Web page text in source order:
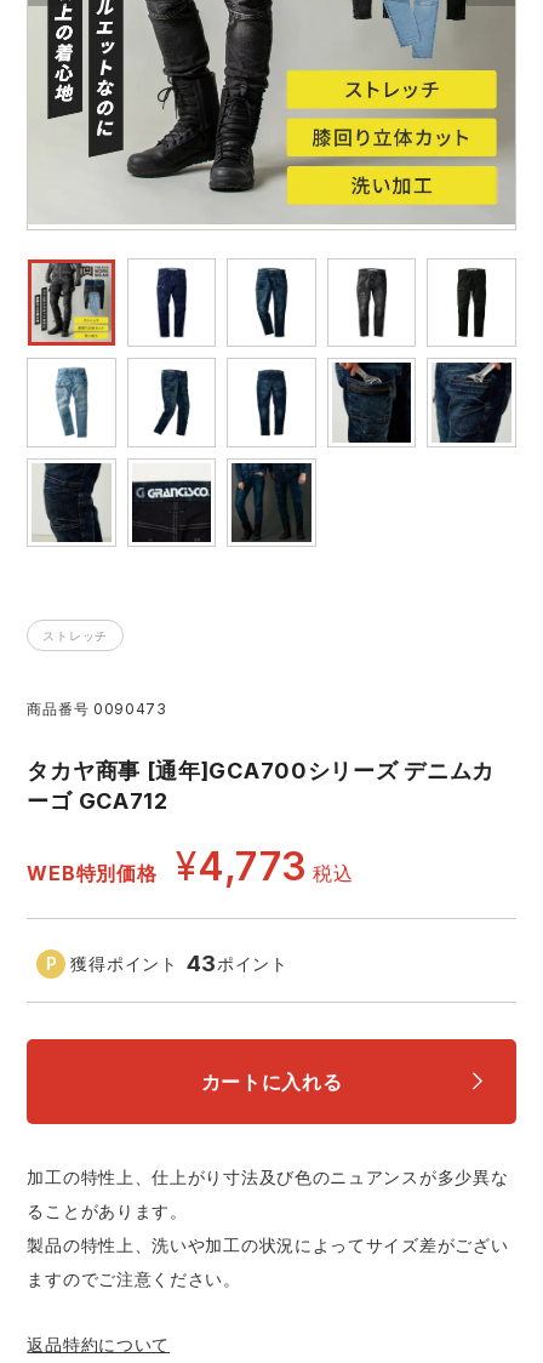
ワークスーツ
コンプレッションウェア
安全保護具
レインウェア・カッパ
ヤッケ
作業用小物・アクセサリー
つなぎ
電熱ウェア・ヒートウェア
刺繍・プリント加工対象商品
つなぎランキング
空調服ランキング
コンプレッションウェアランキング
作業用ポロシャツランキング
作業用手袋ランキング
レインウェアランキング
アイズフロンティア ランキング
コーコス ランキング
アイトス ランキング
ジーベック ランキング
作業着
ニット
カジュアル
山田辰
おたふく手袋 マック
ボンマックス
GUSH FORCE CUP
GDジャパン カーシーカシマ
シンメン 日進ゴム
ハイパーV 丸五
ニオイクリア
エアークラフト
サーヴォ セロリー 大阪支店
アタックベース サンエス
スターライト工業 東洋物産工業
藤井電工
自動車整備士作業服
DIY・日曜大工作業服
運送・倉庫作業服
清掃・ビルメンテ作業服
夜間・高視認性安全服
医療白衣・介護服
ストレッチ
商品番号 0090473
タカヤ商事 [通年]GCA700シリーズ デニムカ
ーゴ GCA712
WEB特別価格 ¥4,773 税込
獲得ポイント 43ポイント
カートに入れる
加工の特性上、仕上がり寸法及び色のニュアンスが多少異な
ることがあります。
製品の特性上、洗いや加工の状況によってサイズ差がござい
ますのでご注意ください。
返品特約について